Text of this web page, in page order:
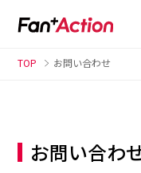
TOP お問い合わせ
お問い合わ